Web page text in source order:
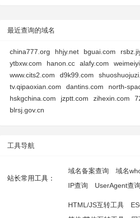
最近查询的域名
china777.org hhjy.net bguai.com
ytbxw.com
hanon.cc alafy.com
www.cits2.com
d9k99.com
tv.qipaoxian.com
dantins.com
north-
hskgchina.com
jzptt.com zihexin.com
blrsj.gov.cn
工具导航
站长常用工具：
域名备案查询 域名
IP查询
UserAgent查询
HTML/JS互转工具